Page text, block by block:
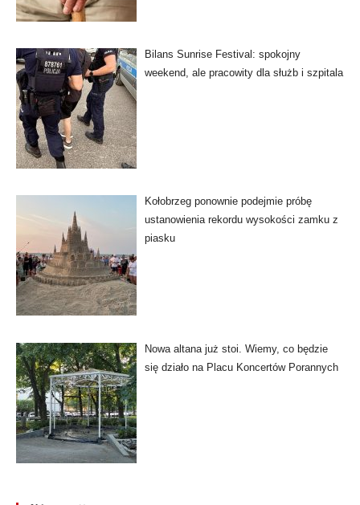
Bilans Sunrise Festival: spokojny
weekend, ale pracowity dla służb i szpitala
Kołobrzeg ponownie podejmie próbę
ustanowienia rekordu wysokości zamku z
piasku
Nowa altana już stoi. Wiemy, co będzie
się działo na Placu Koncertów Porannych